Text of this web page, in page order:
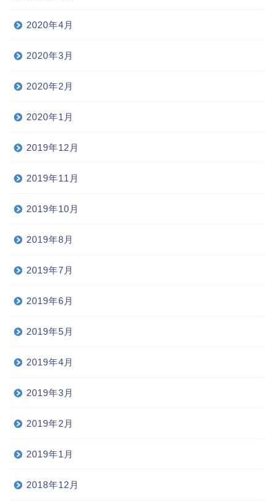
2020年4月
2020年3月
2020年2月
2020年1月
2019年12月
2019年11月
2019年10月
2019年8月
2019年7月
2019年6月
2019年5月
2019年4月
2019年3月
2019年2月
2019年1月
2018年12月